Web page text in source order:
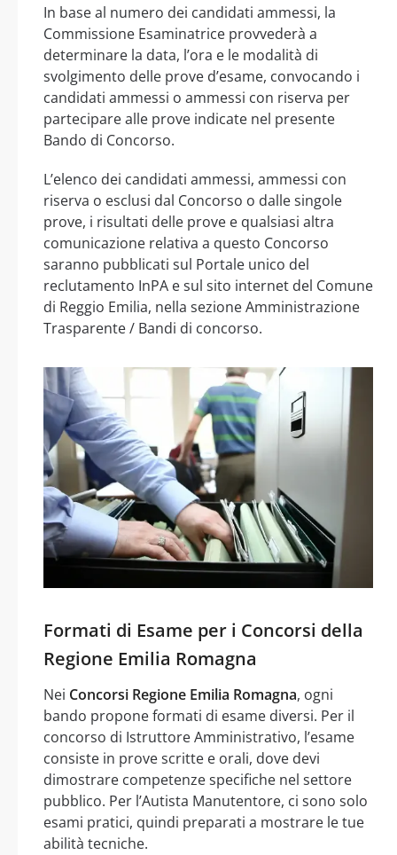
In base al numero dei candidati ammessi, la
Commissione Esaminatrice provvederà a
determinare la data, l’ora e le modalità di
svolgimento delle prove d’esame, convocando i
candidati ammessi o ammessi con riserva per
partecipare alle prove indicate nel presente
Bando di Concorso.
L’elenco dei candidati ammessi, ammessi con
riserva o esclusi dal Concorso o dalle singole
prove, i risultati delle prove e qualsiasi altra
comunicazione relativa a questo Concorso
saranno pubblicati sul Portale unico del
reclutamento InPA e sul sito internet del Comune
di Reggio Emilia, nella sezione Amministrazione
Trasparente / Bandi di concorso.
Formati di Esame per i Concorsi della
Regione Emilia Romagna
Nei Concorsi Regione Emilia Romagna, ogni
bando propone formati di esame diversi. Per il
concorso di Istruttore Amministrativo, l’esame
consiste in prove scritte e orali, dove devi
dimostrare competenze specifiche nel settore
pubblico. Per l’Autista Manutentore, ci sono solo
esami pratici, quindi preparati a mostrare le tue
abilità tecniche.